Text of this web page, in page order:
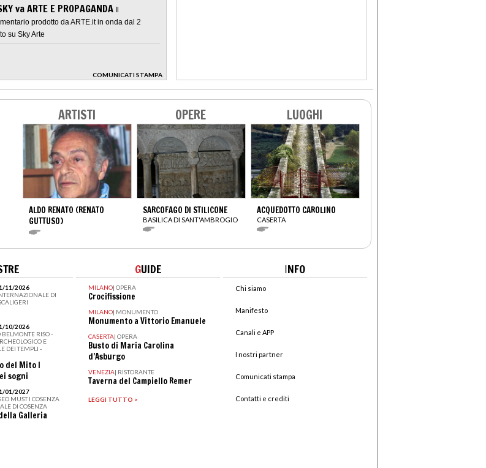
va ARTE E PROPAGANDA
prodotto da ARTE.it in onda dal 2
su Sky Arte
COMUNICATI STAMPA
>
ARTISTI
ALDO RENATO (RENATO
GUTTUSO)
OPERE
SARCOFAGO DI STILICONE
BASILICA DI SANT'AMBROGIO
LUOGHI
ACQUEDOTTO CAROLINO
CASERTA
11/2026
DI
10/2026
BELMONTE RISO -
E
DEI TEMPLI -
del Mito I
sogni
01/2027
MUST I COSENZA
DI COSENZA
Galleria
GUIDE
MILANO| OPERA
Crocifissione
MILANO| MONUMENTO
Monumento a Vittorio Emanuele
CASERTA| OPERA
Busto di Maria Carolina
d’Asburgo
VENEZIA| RISTORANTE
Taverna del Campiello Remer
LEGGI TUTTO >
INFO
Chi siamo
Manifesto
Canali e APP
I nostri partner
Comunicati stampa
Contatti e crediti